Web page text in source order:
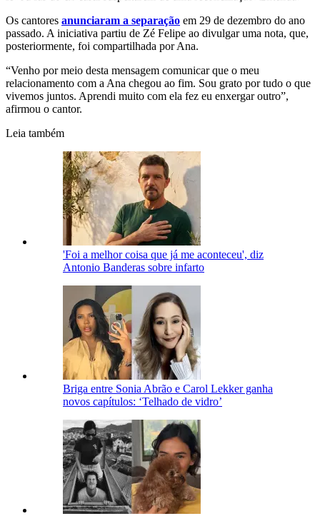
Os cantores anunciaram a separação em 29 de dezembro do ano
passado. A iniciativa partiu de Zé Felipe ao divulgar uma nota, que,
posteriormente, foi compartilhada por Ana.
“Venho por meio desta mensagem comunicar que o meu
relacionamento com a Ana chegou ao fim. Sou grato por tudo o que
vivemos juntos. Aprendi muito com ela fez eu enxergar outro”,
afirmou o cantor.
Leia também
'Foi a melhor coisa que já me aconteceu', diz
Antonio Banderas sobre infarto
Briga entre Sonia Abrão e Carol Lekker ganha
novos capítulos: ‘Telhado de vidro’